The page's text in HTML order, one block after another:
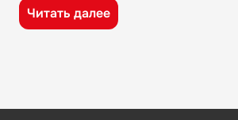
широкий ассортимент
Читать далее